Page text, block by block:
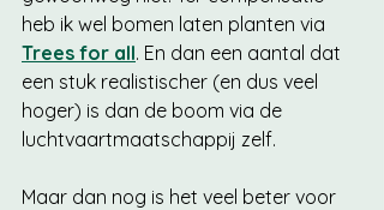
heb ik wel bomen laten planten via
Trees for all. En dan een aantal dat
een stuk realistischer (en dus veel
hoger) is dan de boom via de
luchtvaartmaatschappij zelf.
Maar dan nog is het veel beter voor